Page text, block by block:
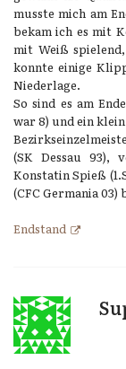
musste mich am
bekam ich es mit
mit Weiß
konnte einige
Niederlage.
So sind es am
war 8) und ein
(SK Dessau 93),
Konstatin Spieß
(CFC Germania
Endstand